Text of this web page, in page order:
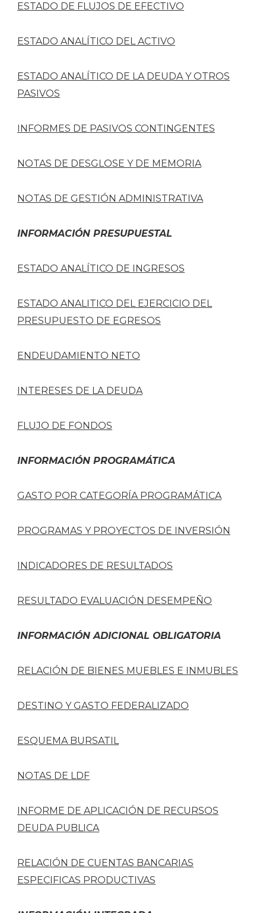
ESTADO DE FLUJOS DE EFECTIVO
ESTADO ANALÍTICO DEL ACTIVO
ESTADO ANALÍTICO DE LA DEUDA Y OTROS
PASIVOS
INFORMES DE PASIVOS CONTINGENTES
NOTAS DE DESGLOSE Y DE MEMORIA
NOTAS DE GESTIÓN ADMINISTRATIVA
INFORMACIÓN PRESUPUESTAL
ESTADO ANALÍTICO DE INGRESOS
ESTADO ANALITICO DEL EJERCICIO DEL
PRESUPUESTO DE EGRESOS
ENDEUDAMIENTO NETO
INTERESES DE LA DEUDA
FLUJO DE FONDOS
INFORMACIÓN PROGRAMÁTICA
GASTO POR CATEGORÍA PROGRAMÁTICA
PROGRAMAS Y PROYECTOS DE INVERSIÓN
INDICADORES DE RESULTADOS
RESULTADO EVALUACIÓN DESEMPEÑO
INFORMACIÓN ADICIONAL OBLIGATORIA
RELACIÓN DE BIENES MUEBLES E INMUBLES
DESTINO Y GASTO FEDERALIZADO
ESQUEMA BURSATIL
NOTAS DE LDF
INFORME DE APLICACIÓN DE RECURSOS
DEUDA PUBLICA
RELACIÓN DE CUENTAS BANCARIAS
ESPECIFICAS PRODUCTIVAS